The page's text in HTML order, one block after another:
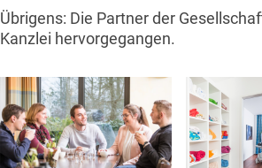
Übrigens: Die Partner der
Kanzlei hervorgegangen.